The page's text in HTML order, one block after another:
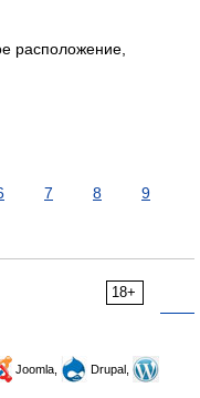
расположение,
7 8
9
18+
Joomla,
Drupal,